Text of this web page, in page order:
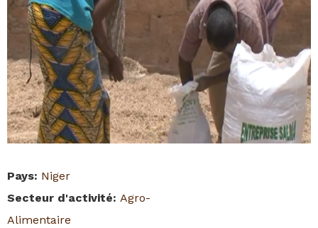
Pays: Niger
Secteur d'activité: Agro-
Alimentaire